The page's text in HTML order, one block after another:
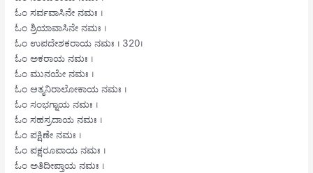
ಓಂ ಸರ್ವವಾಸಿನೇ ನಮಃ ।
ಓಂ ಶ್ರಿಯಾವಾಸಿನೇ ನಮಃ ।
ಓಂ ಉಪದೇಶಕರಾಯ ನಮಃ । 320।
ಓಂ ಅಕರಾಯ ನಮಃ ।
ಓಂ ಮುನಯೇ ನಮಃ ।
ಓಂ ಆತ್ಮನಿರಾಲೋಕಾಯ ನಮಃ ।
ಓಂ ಸಂಭಗ್ನಾಯ ನಮಃ ।
ಓಂ ಸಹಸ್ರದಾಯ ನಮಃ ।
ಓಂ ಪಕ್ಷಿಣೇ ನಮಃ ।
ಓಂ ಪಕ್ಷರೂಪಾಯ ನಮಃ ।
ಓಂ ಅತಿದೀಪ್ತಾಯ ನಮಃ ।